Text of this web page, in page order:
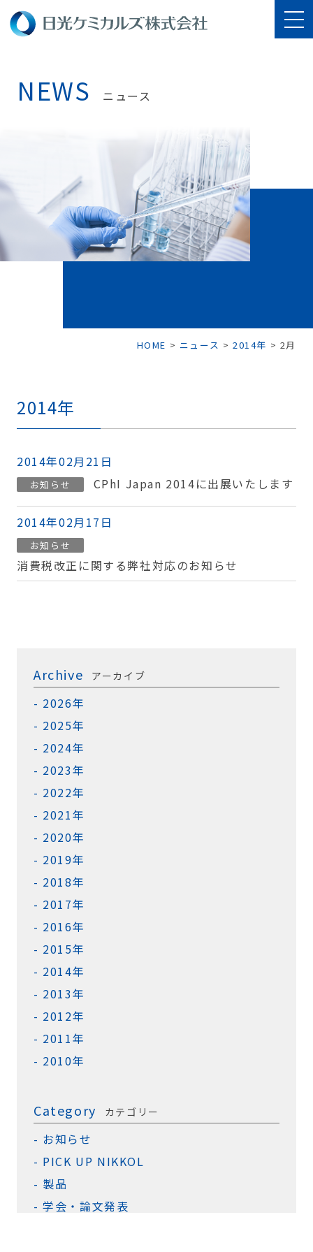
NEWS ニュース
HOME > ニュース > 2014年 > 2月
2014年
2014年02月21日
お知らせ CPhI Japan 2014に出展いたします
2014年02月17日
お知らせ
消費税改正に関する弊社対応のお知らせ
Archive アーカイブ
2026年
2025年
2024年
2023年
2022年
2021年
2020年
2019年
2018年
2017年
2016年
2015年
2014年
2013年
2012年
2011年
2010年
Category カテゴリー
お知らせ
PICK UP NIKKOL
製品
学会・論文発表